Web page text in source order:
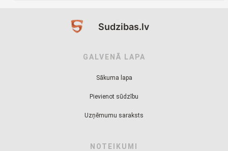
Sudzibas.lv
GALVENĀ LAPA
Sākuma lapa
Pievienot sūdzību
Uzņēmumu saraksts
NOTEIKUMI